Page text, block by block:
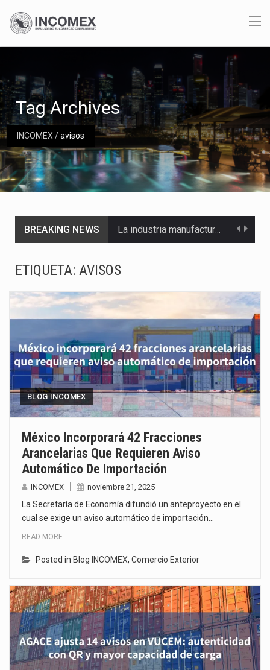
INCOMEX/avisos
Tag Archives
BREAKING NEWS La industria manufacturera de exportación afiliada a Index en Nuevo León ha alcanzado hasta 10%…
El Tribunal Federal de Justicia Administrativa (TFJA), a través de su Segunda Sala Regional en…
El mercado laboral mexicano muestra un proceso de precarización sin señales de mejora, según el…
La Cámara Minera de México (Camimex) proyecta una inversión total de 6,402.2 millones de dólares…
ETIQUETA: AVISOS
BLOG INCOMEX
México Incorporará 42 Fracciones
Arancelarias Que Requieren Aviso
Automático De Importación
INCOMEX noviembre 21, 2025
La Secretaría de Economía difundió un anteproyecto en el
cual se exige un aviso automático de importación…
READ MORE
Posted in Blog INCOMEX, Comercio Exterior